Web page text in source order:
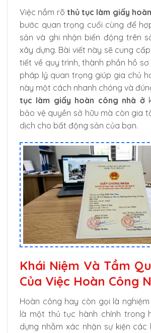
Việc nắm rõ thủ tục làm giấy
bước quan trọng cuối cùng để
sản và ghi nhận biến động trên
xây dựng. Bài viết này sẽ cung
tiết về quy trình, thành phần hồ sơ
pháp lý quan trọng giúp gia chủ
này một cách nhanh chóng và
tục làm giấy hoàn công nhà ở
bảo vệ quyền sở hữu mà còn gia
dịch cho bất động sản của bạn.
Khái Niệm Và Tầm
Của Việc Hoàn Công
Hoàn công hay còn gọi là
là một thủ tục hành chính trong
dựng nhằm xác nhận sự kiện các